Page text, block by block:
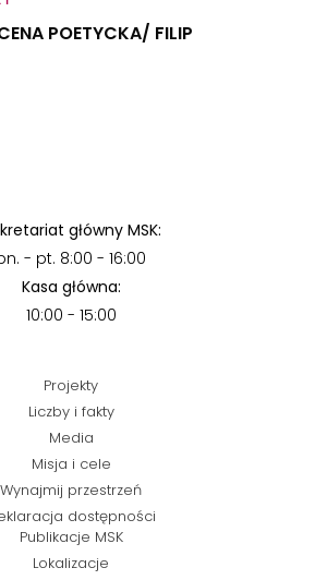
POETYCKA/ FILIP
główny MSK:
- pt. 8:00 - 16:00
Kasa główna:
10:00 - 15:00
Projekty
Liczby i fakty
Media
Misja i cele
Wynajmij przestrzeń
dostępności
Publikacje MSK
Lokalizacje